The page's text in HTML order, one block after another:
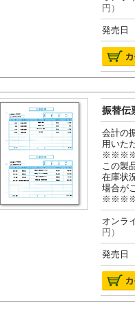
円）
発売日
振替伝
会計の
用いた
この製
在庫状
場合が
オン
円）
発売日